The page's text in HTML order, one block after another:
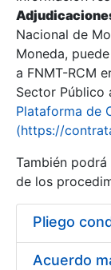
Mostra/
Nacional de
Moneda,
a FNMT-RCM
Sector Público
Plataforma de
(https://
También
de los